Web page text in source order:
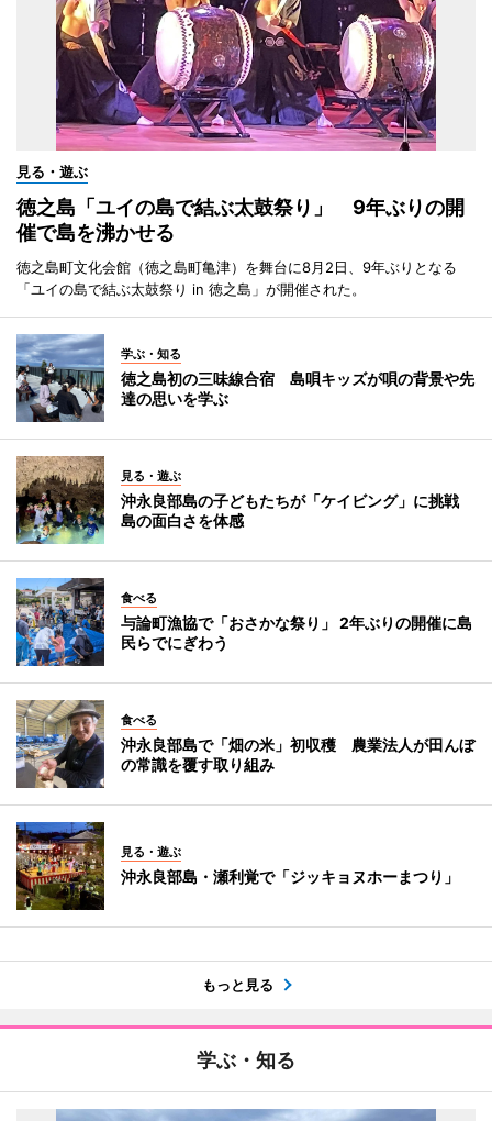
見る・遊ぶ
徳之島「ユイの島で結ぶ太鼓祭り」 9年ぶりの開
催で島を沸かせる
徳之島町文化会館（徳之島町亀津）を舞台に8月2日、9年ぶりとなる
「ユイの島で結ぶ太鼓祭り in 徳之島」が開催された。
学ぶ・知る
徳之島初の三味線合宿 島唄キッズが唄の背景や先
達の思いを学ぶ
見る・遊ぶ
沖永良部島の子どもたちが「ケイビング」に挑戦
島の面白さを体感
食べる
与論町漁協で「おさかな祭り」 2年ぶりの開催に島
民らでにぎわう
食べる
沖永良部島で「畑の米」初収穫 農業法人が田んぼ
の常識を覆す取り組み
見る・遊ぶ
沖永良部島・瀬利覚で「ジッキョヌホーまつり」
もっと見る
学ぶ・知る